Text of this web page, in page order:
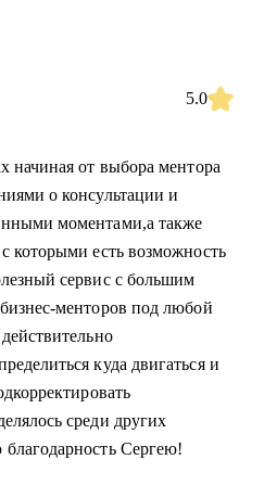
5.0
начиная от выбора ментора
о консультации и
моментами,а также
которыми есть возможность
сервис с большим
менторов под любой
куда двигаться и
среди других
Сергею!